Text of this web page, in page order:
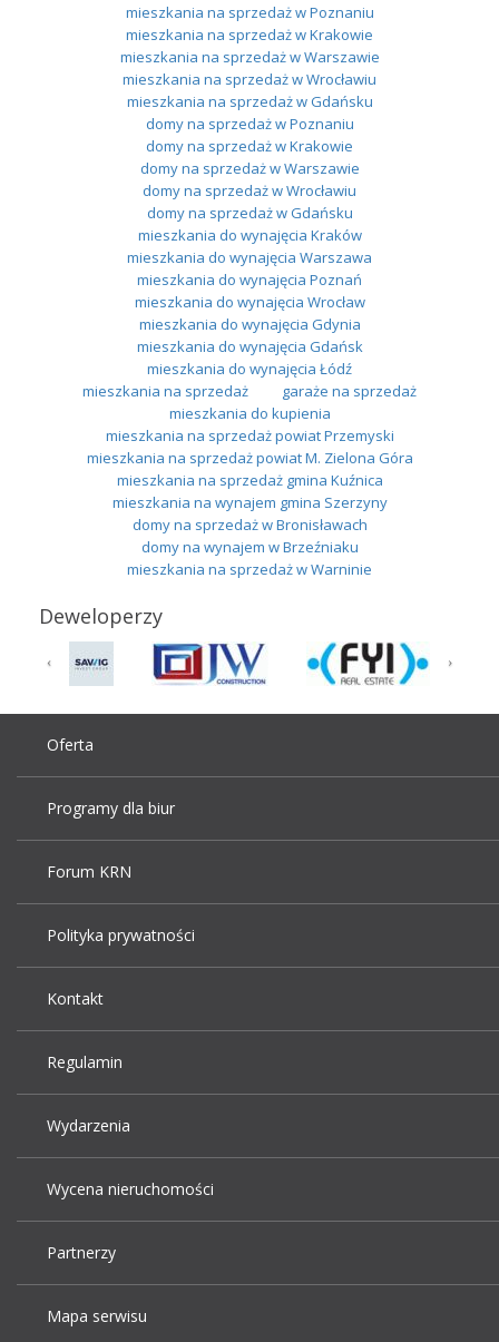
mieszkania na sprzedaż w Poznaniu
mieszkania na sprzedaż w Krakowie
mieszkania na sprzedaż w Warszawie
mieszkania na sprzedaż w Wrocławiu
mieszkania na sprzedaż w Gdańsku
domy na sprzedaż w Poznaniu
domy na sprzedaż w Krakowie
domy na sprzedaż w Warszawie
domy na sprzedaż w Wrocławiu
domy na sprzedaż w Gdańsku
mieszkania do wynajęcia Kraków
mieszkania do wynajęcia Warszawa
mieszkania do wynajęcia Poznań
mieszkania do wynajęcia Wrocław
mieszkania do wynajęcia Gdynia
mieszkania do wynajęcia Gdańsk
mieszkania do wynajęcia Łódź
mieszkania na sprzedaż
garaże na sprzedaż
mieszkania do kupienia
mieszkania na sprzedaż powiat Przemyski
mieszkania na sprzedaż powiat M. Zielona Góra
mieszkania na sprzedaż gmina Kuźnica
mieszkania na wynajem gmina Szerzyny
domy na sprzedaż w Bronisławach
domy na wynajem w Brzeźniaku
mieszkania na sprzedaż w Warninie
Deweloperzy
Oferta
Programy dla biur
Forum KRN
Polityka prywatności
Kontakt
Regulamin
Wydarzenia
Wycena nieruchomości
Partnerzy
Mapa serwisu